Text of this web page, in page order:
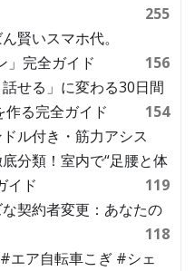
255
賢いスマホ代。
」完全ガイド
156
せる」に変わる30日間
る完全ガイド
154
ル付き・筋力アシス
分類！室内で“足腰と体
イド
119
契約者変更：あなたの
118
エア自転車こぎ #シェ